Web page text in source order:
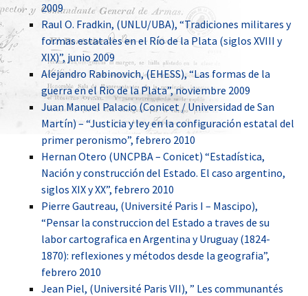
2009
Raul O. Fradkin, (UNLU/UBA), “Tradiciones militares y
formas estatales en el Río de la Plata (siglos XVIII y
XIX)”, junio 2009
Alejandro Rabinovich, (EHESS), “Las formas de la
guerra en el Rio de la Plata”, noviembre 2009
Juan Manuel Palacio (Conicet / Universidad de San
Martín) – “Justicia y ley en la configuración estatal del
primer peronismo”, febrero 2010
Hernan Otero (UNCPBA – Conicet) “Estadística,
Nación y construcción del Estado. El caso argentino,
siglos XIX y XX”, febrero 2010
Pierre Gautreau, (Université Paris I – Mascipo),
“Pensar la construccion del Estado a traves de su
labor cartografica en Argentina y Uruguay (1824-
1870): reflexiones y métodos desde la geografia”,
febrero 2010
Jean Piel, (Université Paris VII), ” Les communantés